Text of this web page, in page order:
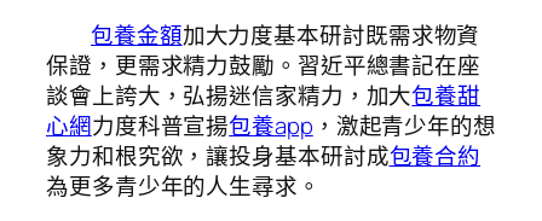
包養金額加大力度基本研討既需求物資
保證，更需求精力鼓勵。習近平總書記在座
談會上誇大，弘揚迷信家精力，加大包養甜
心網力度科普宣揚包養app ，激起青少年的想
象力和根究欲，讓投身基本研討成包養合約
為更多青少年的人生尋求。